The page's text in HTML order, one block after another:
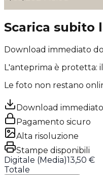
Scarica subito
Download immediato
L'anteprima è protetta:
Le foto non restano
Download immediato
Pagamento sicuro
Alta risoluzione
Stampe disponibili
Digitale (Media)13,50 €
Totale